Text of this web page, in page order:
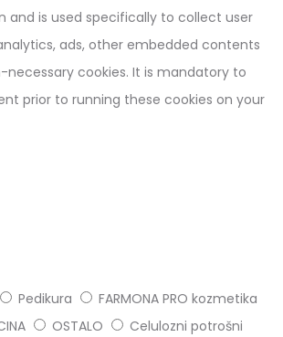
and is used specifically to collect user
ads, other embedded contents
cookies. It is mandatory to
prior to running these cookies on your
Pedikura
FARMONA PRO kozmetika
OSTALO
Celulozni potrošni